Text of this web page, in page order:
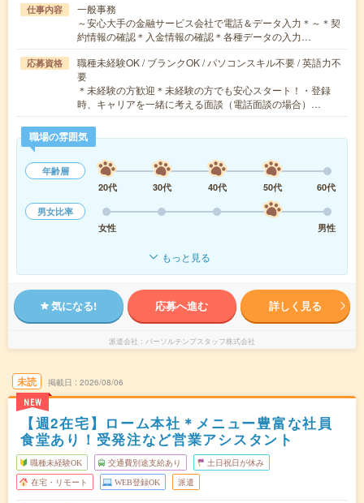
仕事内容
一般事務
～安心大手の金融サービス会社で電話＆データ入力＊～＊契
約情報の確認＊入金情報の確認＊各種データの入力…
応募資格
職種未経験OK / ブランクOK / パソコンスキル不要 / 英語力不
要
＊未経験の方歓迎＊未経験の方でも安心スタート！・登録
時、キャリアを一緒に考える面談（電話面談の場合）…
職場の雰囲気
年齢層
20代
30代 40代 50代
60代
男女比率
女性
男性
もっと見る
気になる! 応募へ進む 詳しく見る
派遣会社 パーソルテンプスタッフ株式会社
未読
NEW
掲載日 2026/08/06
【週2在宅】ローム本社＊メニュー豊富な社員
食堂あり！受発注など営業アシスタント
職種未経験OK 交通費別途支給あり 土日祝日が休み
在宅・リモート WEB登録OK 派遣